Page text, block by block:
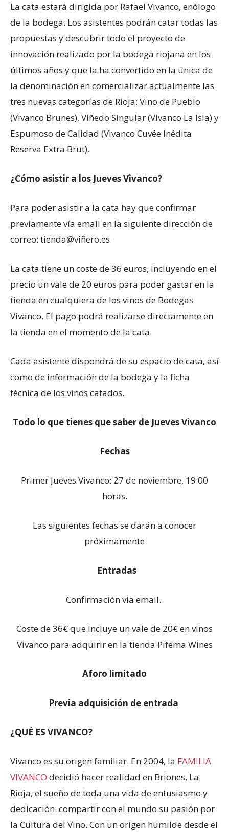
La cata estará dirigida por Rafael Vivanco, enólogo
de la bodega. Los asistentes podrán catar todas las
propuestas y descubrir todo el proyecto de
innovación realizado por la bodega riojana en los
últimos años y que la ha convertido en la única de
la denominación en comercializar actualmente las
tres nuevas categorías de Rioja: Vino de Pueblo
(Vivanco Brunes), Viñedo Singular (Vivanco La Isla) y
Espumoso de Calidad (Vivanco Cuvée Inédita
Reserva Extra Brut).
¿Cómo asistir a los Jueves Vivanco?
Para poder asistir a la cata hay que confirmar
previamente vía email en la siguiente dirección de
correo: tienda@viñero.es.
La cata tiene un coste de 36 euros, incluyendo en el
precio un vale de 20 euros para poder gastar en la
tienda en cualquiera de los vinos de Bodegas
Vivanco. El pago podrá realizarse directamente en
la tienda en el momento de la cata.
Cada asistente dispondrá de su espacio de cata, así
como de información de la bodega y la ficha
técnica de los vinos catados.
Todo lo que tienes que saber de Jueves Vivanco
Fechas
Primer Jueves Vivanco: 27 de noviembre, 19:00
horas.
Las siguientes fechas se darán a conocer
próximamente
Entradas
Confirmación vía email.
Coste de 36€ que incluye un vale de 20€ en vinos
Vivanco para adquirir en la tienda Pifema Wines
Aforo limitado
Previa adquisición de entrada
¿QUÉ ES VIVANCO?
Vivanco es su origen familiar. En 2004, la FAMILIA
VIVANCO decidió hacer realidad en Briones, La
Rioja, el sueño de toda una vida de entusiasmo y
dedicación: compartir con el mundo su pasión por
la Cultura del Vino. Con un origen humilde desde el